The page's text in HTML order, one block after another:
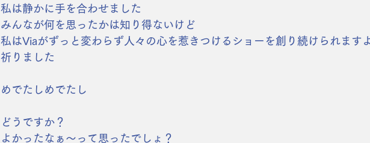
私は静かに手を合わせました
みんなが何を思ったかは知り得ないけど
私はViaがずっと変わらず人々の心を惹きつけるショーを創り続けられます
祈りました
めでたしめでたし
どうですか？
よかったなぁ〜って思ったでしょ？